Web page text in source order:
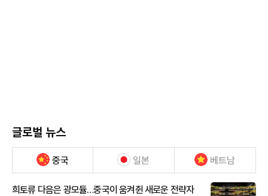
글로벌 뉴스
중국 일본 베트남
희토류 다음은 광모듈…중국이 움켜쥔 새로운 전략자